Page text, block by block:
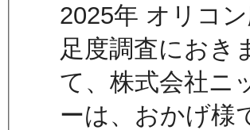
2025年 オリコ
足度調査におき
て、株式会社ニ
ーは、おかげ様